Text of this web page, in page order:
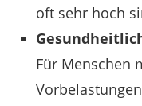
oft sehr hoch
Für Menschen